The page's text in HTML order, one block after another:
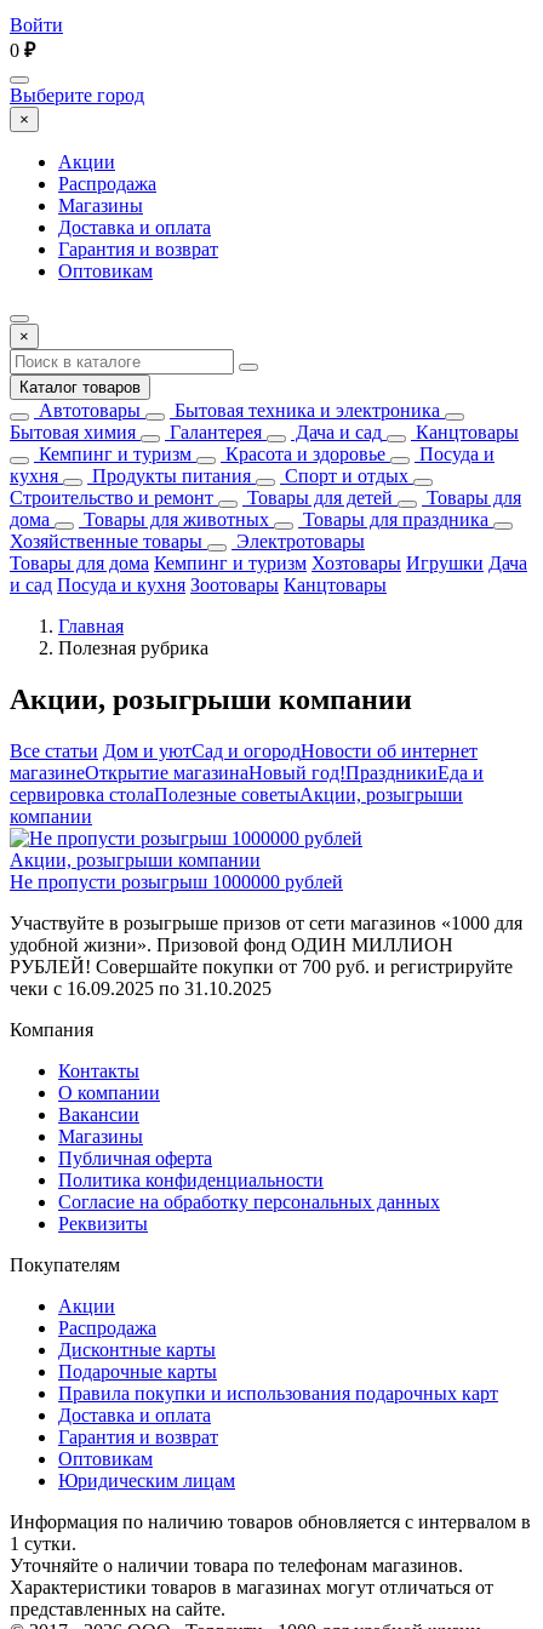
Войти
0 ₽
Выберите город
×
Акции
Распродажа
Магазины
Доставка и оплата
Гарантия и возврат
Оптовикам
×
Каталог товаров
Автотовары
Бытовая техника и электроника
Бытовая химия
Галантерея Дача и сад
Канцтовары
Кемпинг и туризм
Красота и здоровье
Посуда и
кухня
Продукты питания
Спорт и отдых
Строительство и ремонт
Товары для детей
Товары для
дома
Товары для животных
Товары для праздника
Хозяйственные товары
Электротовары
Товары для дома Кемпинг и туризм Хозтовары Игрушки Дача
и сад Посуда и кухня Зоотовары Канцтовары
Главная
Полезная рубрика
Акции, розыгрыши компании
Все статьи Дом и уютСад и огородНовости об интернет
магазинеОткрытие магазинаНовый год!ПраздникиЕда и
сервировка столаПолезные советыАкции, розыгрыши
компании
Акции, розыгрыши компании
Не пропусти розыгрыш 1000000 рублей
Участвуйте в розыгрыше призов от сети магазинов «1000 для
удобной жизни». Призовой фонд ОДИН МИЛЛИОН
РУБЛЕЙ! Совершайте покупки от 700 руб. и регистрируйте
чеки с 16.09.2025 по 31.10.2025
Компания
Контакты
О компании
Вакансии
Магазины
Публичная оферта
Политика конфиденциальности
Согласие на обработку персональных данных
Реквизиты
Покупателям
Акции
Распродажа
Дисконтные карты
Подарочные карты
Правила покупки и использования подарочных карт
Доставка и оплата
Гарантия и возврат
Оптовикам
Юридическим лицам
Информация по наличию товаров обновляется с интервалом в
1 сутки.
Уточняйте о наличии товара по телефонам магазинов.
Характеристики товаров в магазинах могут отличаться от
представленных на сайте.